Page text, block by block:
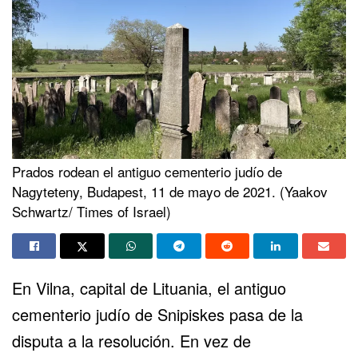
Prados rodean el antiguo cementerio judío de
Nagyteteny, Budapest, 11 de mayo de 2021. (Yaakov
Schwartz/ Times of Israel)
En Vilna, capital de Lituania, el antiguo
cementerio judío de Snipiskes pasa de la
disputa a la resolución. En vez de